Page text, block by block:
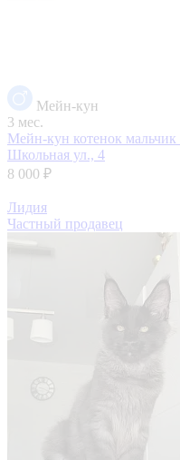
Мейн-кун
3 мес.
Мейн-кун котенок мальчик
Школьная ул., 4
8 000 ₽
Лидия
Частный продавец